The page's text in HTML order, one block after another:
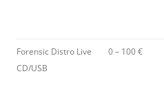
Forensic Distro Live
CD/USB
0 – 100 €